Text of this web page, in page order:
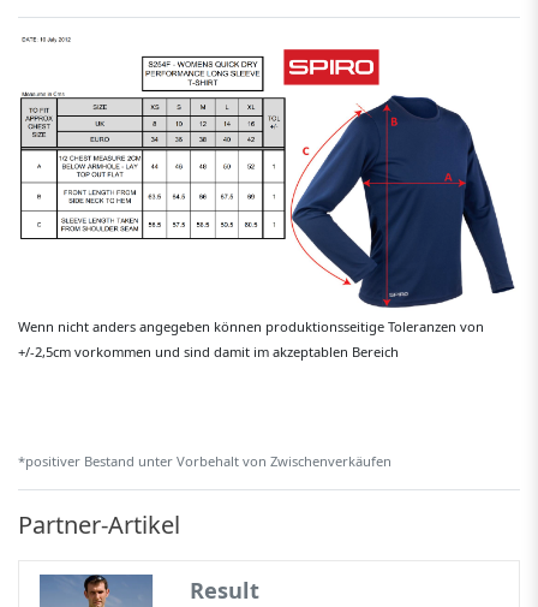
Wenn nicht anders angegeben können produktionsseitige Toleranzen von
+/-2,5cm vorkommen und sind damit im akzeptablen Bereich
*positiver Bestand unter Vorbehalt von Zwischenverkäufen
Partner-Artikel
Result